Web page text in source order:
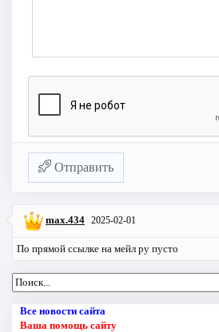
Отправить
max.434 2025-02-01
По прямой ссылке на мейл ру пусто
Все новости сайта
Ваша помощь сайту